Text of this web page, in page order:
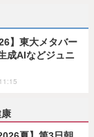
】東大メタバー
成AIなどジュニ